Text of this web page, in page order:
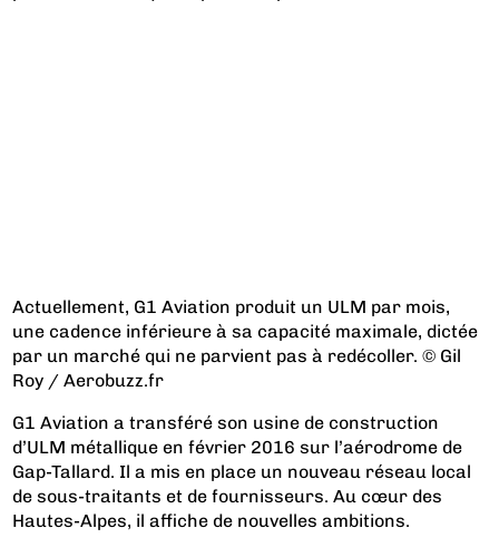
Actuellement, G1 Aviation produit un ULM par mois,
une cadence inférieure à sa capacité maximale, dictée
par un marché qui ne parvient pas à redécoller. © Gil
Roy / Aerobuzz.fr
G1 Aviation a transféré son usine de construction
d’ULM métallique en février 2016 sur l’aérodrome de
Gap-Tallard. Il a mis en place un nouveau réseau local
de sous-traitants et de fournisseurs. Au cœur des
Hautes-Alpes, il affiche de nouvelles ambitions.